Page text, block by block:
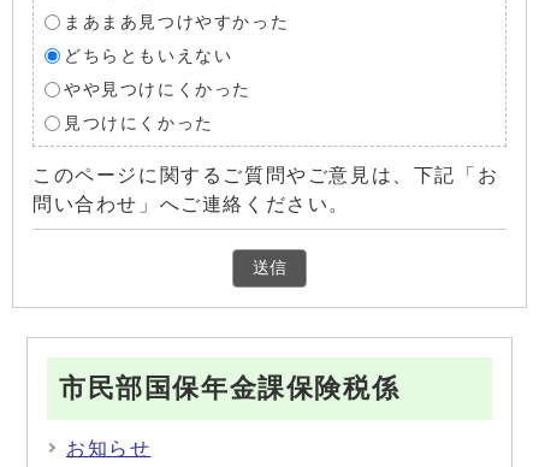
まあまあ見つけやすかった
どちらともいえない
やや見つけにくかった
見つけにくかった
このページに関するご質問やご意見は、下記「お
問い合わせ」へご連絡ください。
市民部国保年金課保険税係
お知らせ